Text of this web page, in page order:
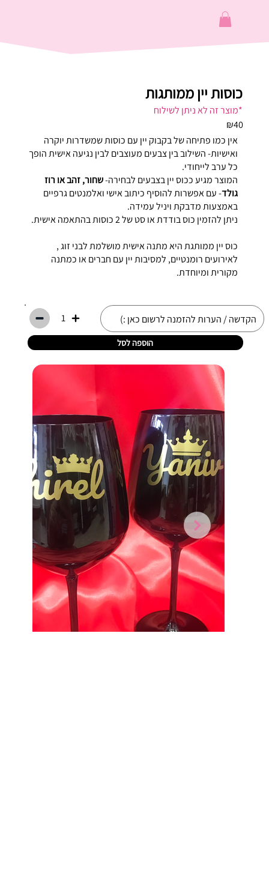
כוסות יין ממותגות
*מוצר זה לא ניתן לשילוח
₪40
אין כמו פתיחה של בקבוק יין עם כוסות שמשדרות יוקרה
ואישיות- השילוב בין צבעים מעוצבים לבין נגיעה אישית הופך
כל ערב לייחודי.
המוצר מגיע ככוס יין בצבעים לבחירה-שחור, זהב או רוז
גולד- עם אפשרות להוסיף כיתוב אישי ואלמנטים גרפיים
באמצעות מדבקת ויניל עמידה.
ניתן להזמין כוס בודדת או סט של 2 כוסות בהתאמה אישית.
כוס יין ממותגת היא מתנה אישית מושלמת לבני זוג ,
לאירועים רומנטיים, למסיבות יין עם חברים או כמתנה
מקורית ומיוחדת.
1
הוספה לסל